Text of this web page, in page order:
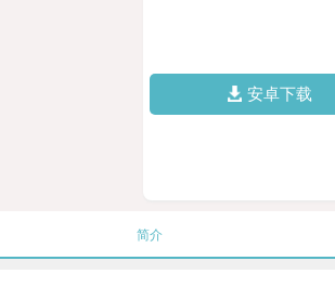
安卓下载
简介